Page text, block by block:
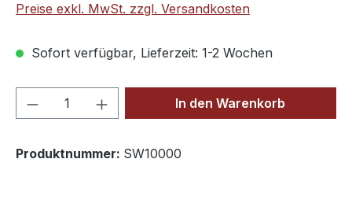
Preise exkl. MwSt. zzgl. Versandkosten
Sofort verfügbar, Lieferzeit: 1-2 Wochen
Produkt Anzahl: Gib denIn den Warenkorb
Produktnummer: SW10000